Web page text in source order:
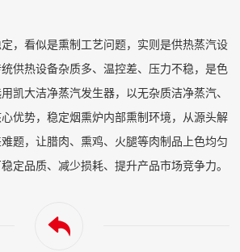
，看似是熏制工艺问题，实则是供热蒸汽设
供热设备杂质多、温控差、压力不稳，是色
凯大洁净蒸汽发生器，以无杂质洁净蒸汽、
优势，稳定烟熏炉内部熏制环境，从源头解
题，让腊肉、熏鸡、火腿等肉制品上色均匀
定品质、减少损耗、提升产品市场竞争力。